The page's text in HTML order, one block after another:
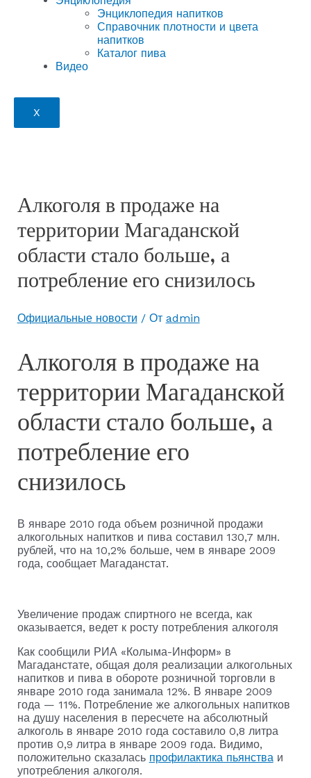
Энциклопедия напитков
Справочник плотности и цвета
напитков
Каталог пива
Видео
X
Алкоголя в продаже на
территории Магаданской
области стало больше, а
потребление его снизилось
Официальные новости / От admin
Алкоголя в продаже на
территории Магаданской
области стало больше, а
потребление его
снизилось
В январе 2010 года объем розничной продажи
алкогольных напитков и пива составил 130,7 млн.
рублей, что на 10,2% больше, чем в январе 2009
года, сообщает Магаданстат.
Увеличение продаж спиртного не всегда, как
оказывается, ведет к росту потребления алкоголя
Как сообщили РИА «Колыма-Информ» в
Магаданстате, общая доля реализации алкогольных
напитков и пива в обороте розничной торговли в
январе 2010 года занимала 12%. В январе 2009
года — 11%. Потребление же алкогольных напитков
на душу населения в пересчете на абсолютный
алкоголь в январе 2010 года составило 0,8 литра
против 0,9 литра в январе 2009 года. Видимо,
положительно сказалась профилактика пьянства и
употребления алкоголя.